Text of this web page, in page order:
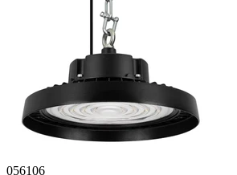
056106